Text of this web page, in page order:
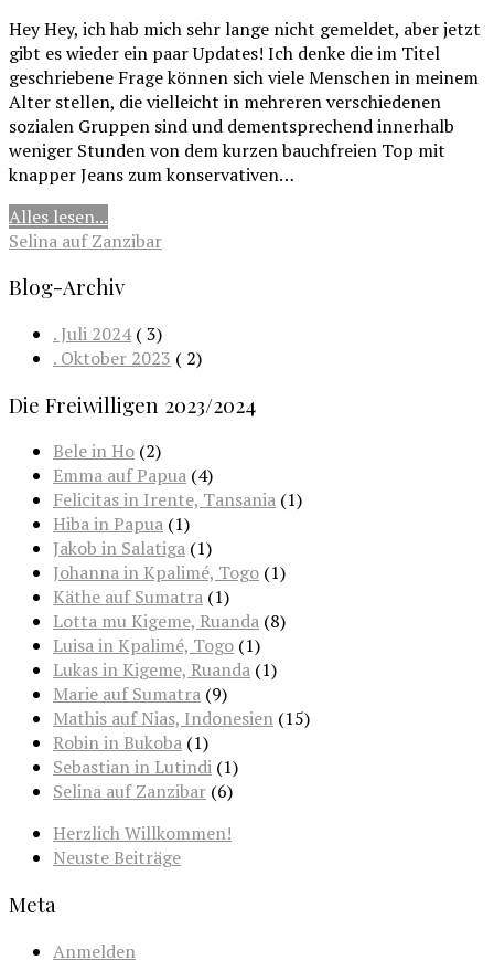
Hey Hey, ich hab mich sehr lange nicht gemeldet, aber jetzt
gibt es wieder ein paar Updates! Ich denke die im Titel
geschriebene Frage können sich viele Menschen in meinem
Alter stellen, die vielleicht in mehreren verschiedenen
sozialen Gruppen sind und dementsprechend innerhalb
weniger Stunden von dem kurzen bauchfreien Top mit
knapper Jeans zum konservativen…
Alles lesen...
Selina auf Zanzibar
Blog-Archiv
. Juli 2024( 3)
. Oktober 2023 ( 2)
Die Freiwilligen 2023/2024
Bele in Ho (2)
Emma auf Papua (4)
Felicitas in Irente, Tansania (1)
Hiba in Papua (1)
Jakob in Salatiga (1)
Johanna in Kpalimé, Togo (1)
Käthe auf Sumatra (1)
Lotta mu Kigeme, Ruanda (8)
Luisa in Kpalimé, Togo (1)
Lukas in Kigeme, Ruanda (1)
Marie auf Sumatra (9)
Mathis auf Nias, Indonesien (15)
Robin in Bukoba (1)
Sebastian in Lutindi (1)
Selina auf Zanzibar (6)
Herzlich Willkommen!
Neuste Beiträge
Meta
Anmelden